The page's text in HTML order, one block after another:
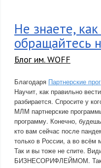
Не знаете,
обращайтесь
Блог им. WOFF
Благодаря Партнерские
Научит, как правильно
разбирается. Спросите у
МЛМ партнерские
программу. Конечно,
кто вам сейчас после
только в России, а во всём
Так и вы тоже не спите.
БИЗНЕСОРИФЛЕЙМОМ. Так